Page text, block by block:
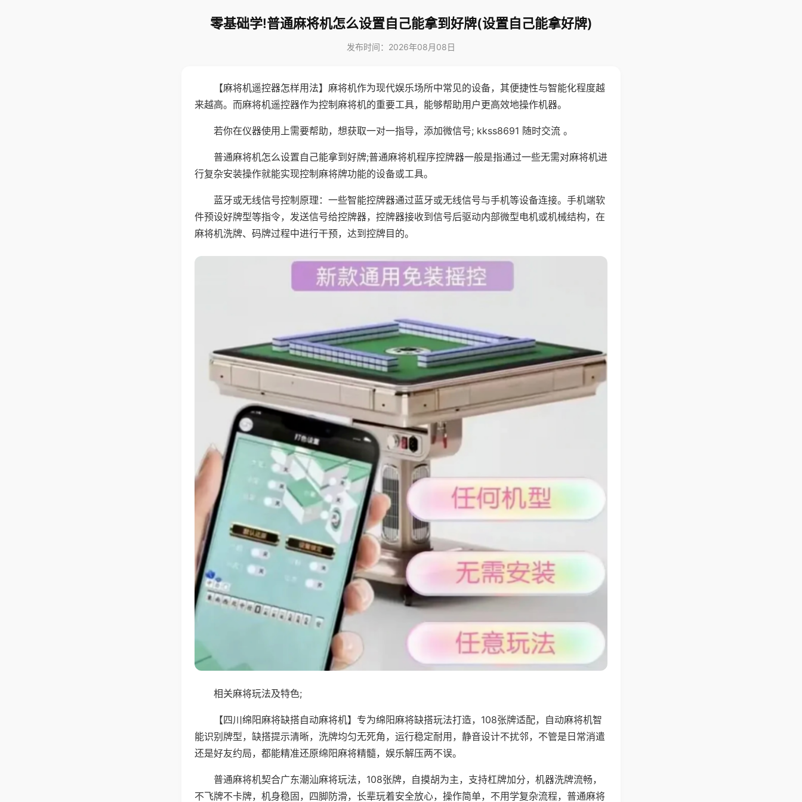
零基础学!普通麻将机怎么设置自己能拿到好牌(设置自己能拿好牌)
发布时间：2026年08月08日
【麻将机遥控器怎样用法】麻将机作为现代娱乐场所中常见的设备，其便捷性与智能化程度越
来越高。而麻将机遥控器作为控制麻将机的重要工具，能够帮助用户更高效地操作机器。
若你在仪器使用上需要帮助，想获取一对一指导，添加微信号; kkss8691 随时交流 。
普通麻将机怎么设置自己能拿到好牌;普通麻将机程序控牌器一般是指通过一些无需对麻将机进
行复杂安装操作就能实现控制麻将牌功能的设备或工具。
蓝牙或无线信号控制原理：一些智能控牌器通过蓝牙或无线信号与手机等设备连接。手机端软
件预设好牌型等指令，发送信号给控牌器，控牌器接收到信号后驱动内部微型电机或机械结构，在
麻将机洗牌、码牌过程中进行干预，达到控牌目的。
相关麻将玩法及特色;
【四川绵阳麻将缺搭自动麻将机】专为绵阳麻将缺搭玩法打造，108张牌适配，自动麻将机智
能识别牌型，缺搭提示清晰，洗牌均匀无死角，运行稳定耐用，静音设计不扰邻，不管是日常消遣
还是好友约局，都能精准还原绵阳麻将精髓，娱乐解压两不误。
普通麻将机契合广东潮汕麻将玩法，108张牌，自摸胡为主，支持杠牌加分，机器洗牌流畅，
不飞牌不卡牌，机身稳固，四脚防滑，长辈玩着安全放心，操作简单，不用学复杂流程，普通麻将